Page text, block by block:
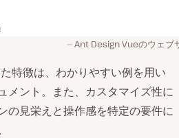
Ant Design Vueのウェブ
特徴は、わかりやすい例を用い
メント。また、カスタマイズ性に
の見栄えと操作感を特定の要件に